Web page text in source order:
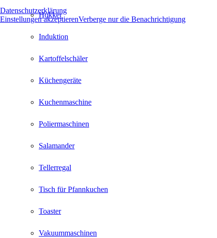
Hokker
Induktion
Kartoffelschäler
Küchengeräte
Kuchenmaschine
Poliermaschinen
Salamander
Tellerregal
Tisch für Pfannkuchen
Toaster
Vakuummaschinen
Datenschutzerklärung
Einstellungen akzeptierenVerberge nur die Benachrichtigung